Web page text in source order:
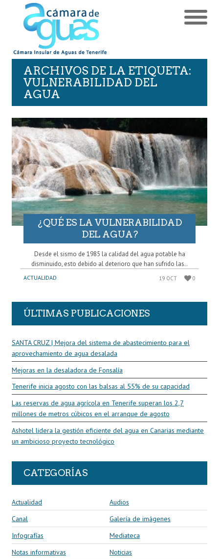
ARCHIVOS DE LA ETIQUETA:
VULNERABILIDAD DEL
AGUA
¿QUÉ ES LA VULNERABILIDAD
DEL AGUA?
Desde el sismo de 1985 la calidad del agua potable ha
disminuido, esto debido al deterioro que han sufrido las..
ACTUALIDAD 19 OCT 0
ÚLTIMAS PUBLICACIONES
SANTA CRUZ | Mejora del sistema de abastecimiento para el
aprovechamiento de agua desalada
Mejoras en la desaladora de Fonsalía
Tenerife inicia agosto con las balsas al 55% de su capacidad
Las reservas de agua agrícola en Tenerife superan los 2,7
millones de metros cúbicos en el arranque de agosto
Ashotel lidera la gestión eficiente del agua en Canarias mediante
un ambicioso proyecto tecnológico
CATEGORÍAS
Actualidad
Audios
Canal
Galería de imágenes
Infografías
Mediateca
Notas informativas
Noticias